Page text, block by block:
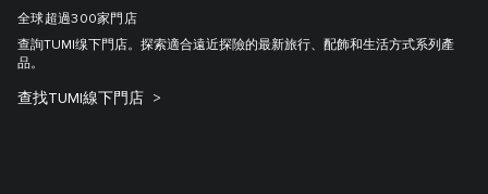
全球超過300家門店
查詢TUMI缐下門店。探索適合遠近探險的最新旅行、配飾和生活方式系列產
品。
查找TUMI線下門店